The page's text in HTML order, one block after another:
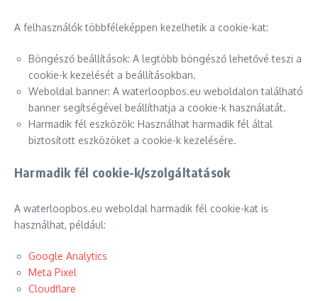
A felhasználók többféleképpen kezelhetik a cookie-kat:
Böngésző beállítások: A legtöbb böngésző lehetővé teszi a
cookie-k kezelését a beállításokban.
Weboldal banner: A waterloopbos.eu weboldalon található
banner segítségével beállíthatja a cookie-k használatát.
Harmadik fél eszközök: Használhat harmadik fél által
biztosított eszközöket a cookie-k kezelésére.
Harmadik fél cookie-k/szolgáltatások
A waterloopbos.eu weboldal harmadik fél cookie-kat is
használhat, például:
Google Analytics
Meta Pixel
Cloudflare